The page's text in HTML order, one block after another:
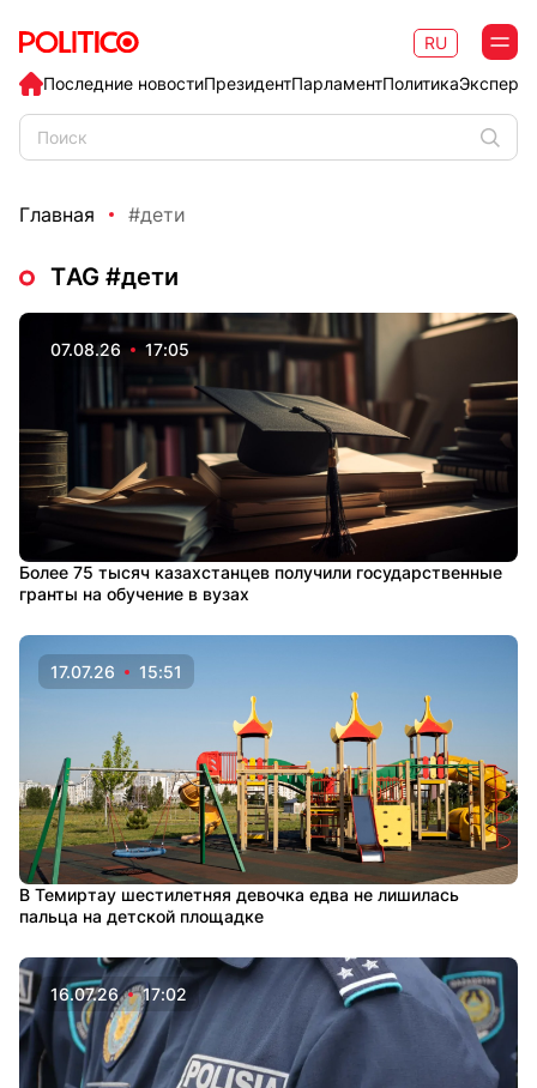
Последние новостиПрезидентПарламентПолитика
RU
Главная #дети
ТAG #дети
07.08.26 17:05
Более 75 тысяч казахстанцев получили государственные
гранты на обучение в вузах
17.07.26 15:51
В Темиртау шестилетняя девочка едва не лишилась
пальца на детской площадке
16.07.26 17:02